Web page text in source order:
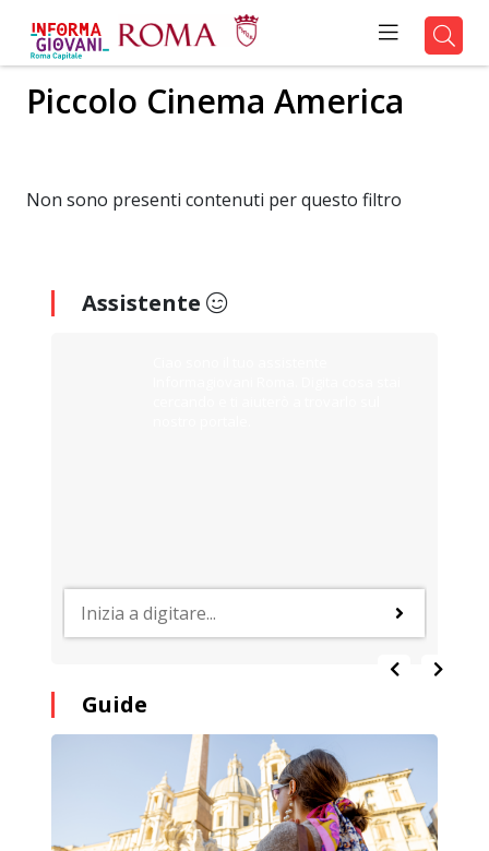
Piccolo Cinema America
Non sono presenti contenuti per questo filtro
Assistente
Guide